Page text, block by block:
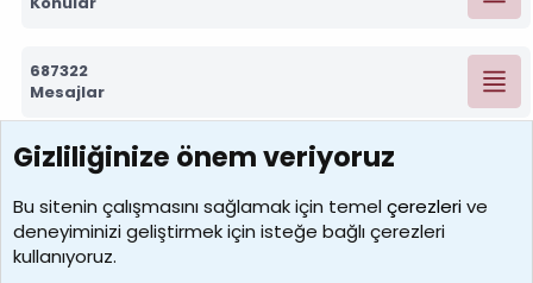
687322
Mesajlar
7390
Kullanıcılar
MosesBrownHayranı
Son üye
Gizliliğinize önem veriyoruz
Bu sitenin çalışmasını sağlamak için temelçerezlerive
deneyiminizi geliştirmek için isteğe bağlı çerezleri
kullanıyoruz.